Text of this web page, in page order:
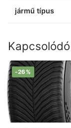
jármű típus
-26%